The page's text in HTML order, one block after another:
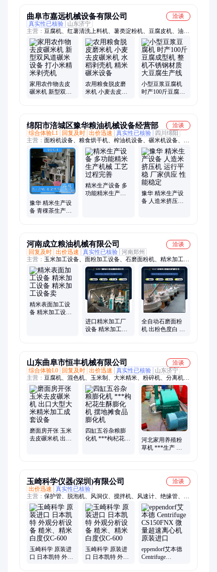
曲阜市嘉远机械设备有限公司
洽谈
真实性已核验
山东济宁
主营： 豆腐机、红薯清洗上料机、薯类淀粉机、豆腐皮机、油皮
机、腐竹机、豆干机、碾米机、千张机、干豆腐机
家用农作物去皮
碾米机 新型双风
农用粮食脱皮磨
米机 小麦去皮碾
小型豆浆豆腐机
时产100斤豆腐成
绵阳市涪城区豫华粮油机械设备经营部
洽谈
综合体验L1
回复及时 出价迅速 真实性已核验
四川绵阳
主营： 面粉机设备、粮食烘干机、榨油机设备、碾米机设备、杂
粮加工设备
豫华 精米生产设
备 青稞茶生产线
精米生产设备 多
功能精米生产机
豫华 精米生产设
备 人造米挤压机
河南成立粮油机械有限公司
洽谈
回复及时 出价迅速 真实性已核验 河南郑州
主营： 玉米加工设备、面粉加工设备、石磨面粉机、精米加工设
备、大米生产线、碾米机、自动上料面粉机、小米加工设备、面
粉机、玉米磨面机、大米加工设备
精米表面加工设
备 精米加工设备
进口精米加工厂
设备 精米加工厂
全自动石磨面粉
机 出粉色度白 口
山东曲阜市恒丰机械有限公司
洽谈
综合体验L0
回复及时 出价迅速 真实性已核验
山东济宁
主营： 豆腐机、混色机、玉米制、大米精米、粉碎机、分离机、
除尘齿、户饲料、小石磨、研磨机、狗粮机、玉米渣、碾米机、
木粉机、切碎机、豆腐坊、粮立机、打草机、草帘机、播种机、
豆浆机、磨糠机、搅拌机、提粮机、馇子机、瓜果机
磨面房开张 玉米
去皮碾米机 出口
四缸五谷杂粮膨
化机 ***枸杞花生
河北家用养殖粉
草机 ***生产 家
玉崎科学仪器(深圳)有限公司
洽谈
出价迅速
真实性已核验
主营： 保护管、脱泡机、风洞仪、搅拌机、风速计、绝缘管、铝
合金、搅拌器、转换器、均质机、精密天平、振动筛机、测量系
统、氧化铝球、数字厚度计、数字粘度计、数字水平仪、充电监
测器、液压微操作器、热冲击试验箱、断路器测试仪、陶瓷涂层
电热板、一次压力调节阀、高温多点风速仪
玉崎科学 原装进
口 日本凯特 外观
玉崎科学 原装进
口 日本凯特 外观
eppendorf艾本德
Centrifuge